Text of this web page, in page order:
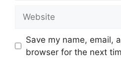
Save my name, email,
browser for the next